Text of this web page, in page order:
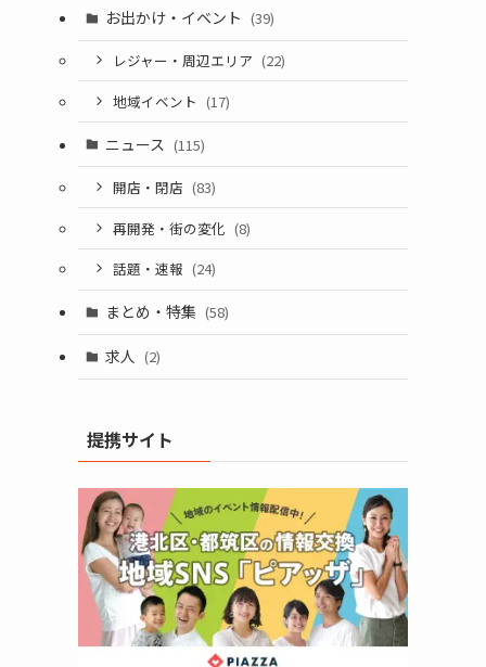
お出かけ・イベント (39)
レジャー・周辺エリア (22)
地域イベント (17)
ニュース (115)
開店・閉店 (83)
再開発・街の変化 (8)
話題・速報 (24)
まとめ・特集 (58)
求人 (2)
提携サイト